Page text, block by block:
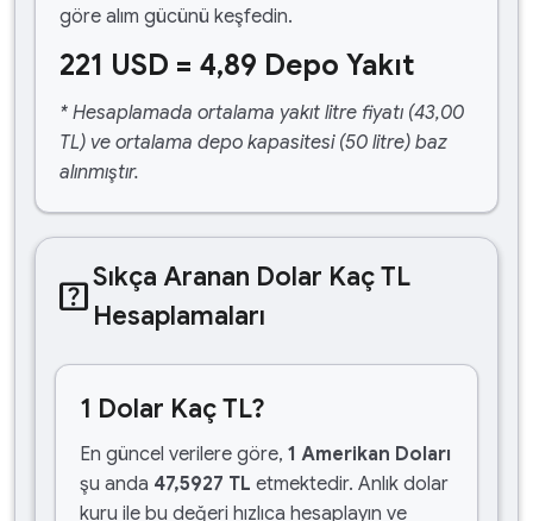
göre alım gücünü keşfedin.
221 USD = 4,89 Depo Yakıt
* Hesaplamada ortalama yakıt litre fiyatı (43,00
TL) ve ortalama depo kapasitesi (50 litre) baz
alınmıştır.
help_centerSıkça Aranan Dolar Kaç TL
Hesaplamaları
1 Dolar Kaç TL?
En güncel verilere göre, 1 Amerikan Doları
şu anda 47,5927 TL etmektedir. Anlık dolar
kuru ile bu değeri hızlıca hesaplayın ve